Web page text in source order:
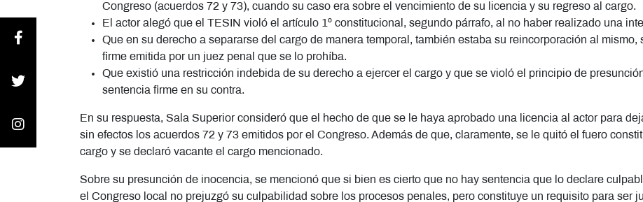
Congreso (acuerdos 72 y 73), cuando su caso era sobre el vencimiento de su licencia y su regreso al cargo.
El actor alegó que el TESIN violó el artículo 1º constitucional, segundo párrafo, al no haber realizado una
Que en su derecho a separarse del cargo de manera temporal, también estaba su reincorporación al
firme emitida por un juez penal que se lo prohíba.
Que existió una restricción indebida de su derecho a ejercer el cargo y que se violó el principio de
sentencia firme en su contra.
En su respuesta, Sala Superior consideró que el hecho de que se le haya aprobado una licencia al actor para
sin efectos los acuerdos 72 y 73 emitidos por el Congreso. Además de que, claramente, se le quitó el fuero
cargo y se declaró vacante el cargo mencionado.
Sobre su presunción de inocencia, se mencionó que si bien es cierto que no hay sentencia que lo declare
el Congreso local no prejuzgó su culpabilidad sobre los procesos penales, pero constituye un requisito para ser